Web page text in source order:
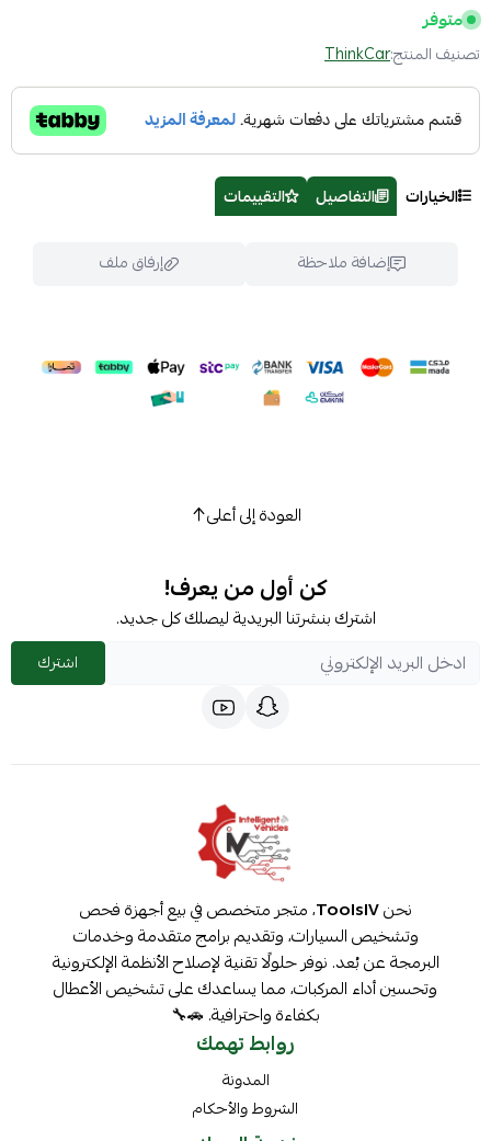
متوفر
تصنيف المنتج:ThinkCar
الخيارات التفاصيل التقييمات
إضافة ملاحظة إرفاق ملف
اسحب و افلت الملف هنا
استعراض
العودة إلى أعلى
كن أول من يعرف!
اشترك بنشرتنا البريدية ليصلك كل جديد.
اشترك
نحنToolsIV، متجر متخصص في بيع أجهزة فحص
وتشخيص السيارات، وتقديم برامج متقدمة وخدمات
البرمجة عن بُعد. نوفر حلولًا تقنية لإصلاح الأنظمة الإلكترونية
وتحسين أداء المركبات، مما يساعدك على تشخيص الأعطال
بكفاءة واحترافية. 🚗🔧
روابط تهمك
المدونة
الشروط والأحكام